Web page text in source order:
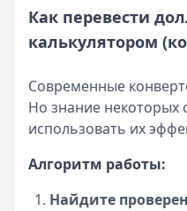
Срок до: 30дней
(11 отзывов)
Займер— До зарплаты
Срок до:30дней
Рейтинг:4.6(17 отзывов)
MoneyMan— Онлайн
Сумма: до100 000₽
Рейтинг:4.8(18 отзывов)
Как перевести
калькулятором
Современные
Но знание некоторых
использовать их
Алгоритм работы:
Найдите